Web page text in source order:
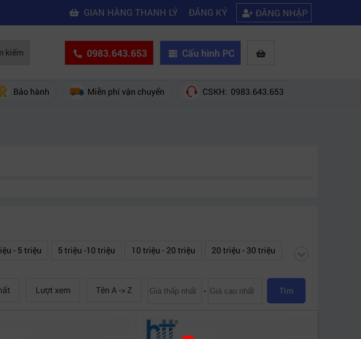
phim hd giá rẻ nên mua của hãng nào?| Mách bạn 5 cách khắc phục laptop không kết nối
GIAN HÀNG THANH LÝ ĐĂNG KÝ ĐĂNG NHẬP
kiếm 0983.643.653 Cấu hình PC
Bảo hành Miễn phí vận chuyển CSKH: 0983.643.653
- 5 triệu 5 triệu -10 triệu 10 triệu - 20 triệu
20 triệu - 30 triệu
Lượt xem Tên A -> Z - Tìm